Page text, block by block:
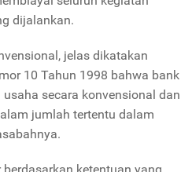
dijalankan.
jelas dikatakan
10 Tahun 1998 bahwa bank
secara konvensional dan
jumlah tertentu dalam
ketentuan yang